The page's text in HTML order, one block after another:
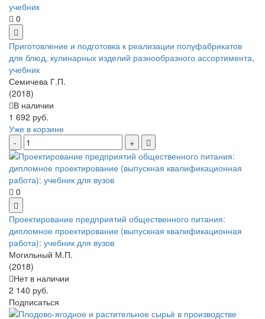
0
Приготовление и подготовка к реализации полуфабрикатов
для блюд, кулинарных изделий разнообразного ассортимента,
учебник
Семичева Г.П.
(2018)
В наличии
1 692 руб.
Уже в корзине
0
Проектирование предприятий общественного питания:
дипломное проектирование (выпускная квалификационная
работа): учебник для вузов
Могильный М.П.
(2018)
Нет в наличии
2 140 руб.
Подписаться